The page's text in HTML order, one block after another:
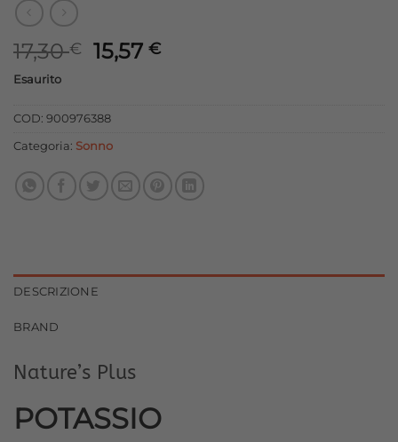
17,30€
Il
era:
15,57€Il
Esaurito
COD: 900976388
Categoria: Sonno
DESCRIZIONE
BRAND
Nature’s Plus
POTASSIO